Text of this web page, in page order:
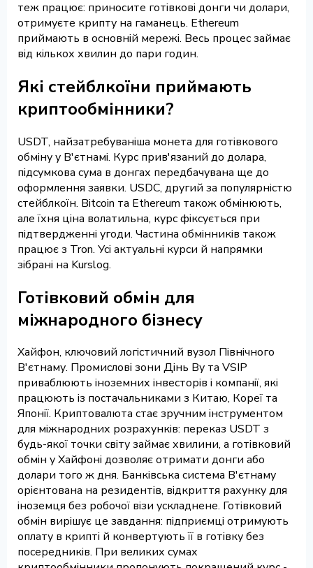
теж працює: приносите готівкові донги чи долари,
отримуєте крипту на гаманець. Ethereum
приймають в основній мережі. Весь процес займає
від кількох хвилин до пари годин.
Які стейблкоїни приймають
криптообмінники?
USDT, найзатребуваніша монета для готівкового
обміну у В'єтнамі. Курс прив'язаний до долара,
підсумкова сума в донгах передбачувана ще до
оформлення заявки. USDC, другий за популярністю
стейблкоїн. Bitcoin та Ethereum також обмінюють,
але їхня ціна волатильна, курс фіксується при
підтвердженні угоди. Частина обмінників також
працює з Tron. Усі актуальні курси й напрямки
зібрані на Kurslog.
Готівковий обмін для
міжнародного бізнесу
Хайфон, ключовий логістичний вузол Північного
В'єтнаму. Промислові зони Дінь Ву та VSIP
приваблюють іноземних інвесторів і компанії, які
працюють із постачальниками з Китаю, Кореї та
Японії. Криптовалюта стає зручним інструментом
для міжнародних розрахунків: переказ USDT з
будь-якої точки світу займає хвилини, а готівковий
обмін у Хайфоні дозволяє отримати донги або
долари того ж дня. Банківська система В'єтнаму
орієнтована на резидентів, відкриття рахунку для
іноземця без робочої візи ускладнене. Готівковий
обмін вирішує це завдання: підприємці отримують
оплату в крипті й конвертують її в готівку без
посередників. При великих сумах